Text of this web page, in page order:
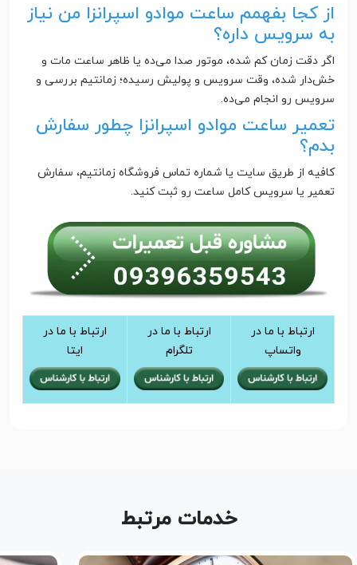
از کجا بفهمم ساعت موادو اسپرانزا من نیاز
به سرویس داره؟
اگر دقت زمان کم شده، موتور صدا می‌ده یا ظاهر ساعت مات و
خش‌دار شده، وقت سرویس و پولیش رسیده؛ زمانتیم بررسی و
سرویس رو انجام می‌ده.
تعمیر ساعت موادو اسپرانزا چطور سفارش
بدم؟
کافیه از طریق سایت یا شماره تماس فروشگاه زمانتیم، سفارش
تعمیر یا سرویس کامل ساعت رو ثبت کنید.
ارتباط با ما در
واتساپ
ارتباط با ما در
تلگرام
ارتباط با ما در
ایتا
خدمات مرتبط